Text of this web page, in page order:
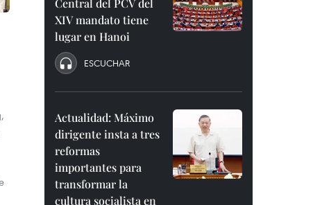
Central del PCV del
XIV mandato tiene
lugar en Hanoi
ESCUCHAR
Actualidad: Máximo
dirigente insta a tres
reformas
importantes para
transformar la
cultura socialista en